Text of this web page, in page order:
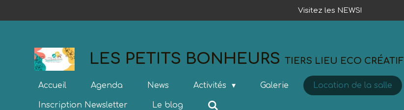
Visitez les NEWS!
LES PETITS BONHEURS TIERS LIEU ECO CRÉATIF
Accueil Agenda News Activités Galerie Location de la salle
Inscription Newsletter Le blog